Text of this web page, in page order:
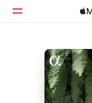
Accueil
Parcourir
Rechercher